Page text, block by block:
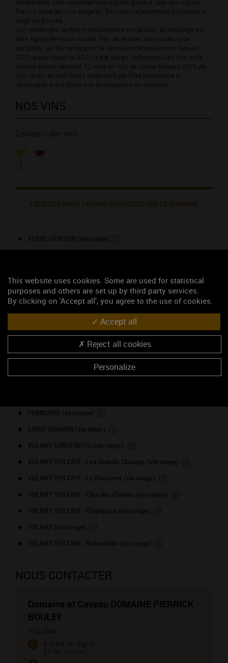
rendements sont naturellement régulés grâce à l’âge des vignes.
Pierrick aime les vins élégants, fins mais relativement puissants et
longs en bouche.
Les vendanges se font manuellement en caisses, la vendange est
triée, égrappée et non foulée. Pas de levures, d’enzymes ni de
bactéries. les fermentations se déroulent naturellement. Depuis
2017, aucun ajout de SO2 n’a été fait en vinification. Les vins sont
ensuite élevés pendant 12 mois en fûts de chêne français (30% de
fûts neufs) et sont filtrés lentement par filtre lenticulaire si
nécessaire avant d’être mis en bouteilles au domaine.
NOS VINS
Couleurs des vins
LISTE DES APPELLATIONS PRODUITES PAR LE DOMAINE
BOURGOGNE (vin rouge)
BOURGOGNE ALIGOTE (vin blanc)
BOURGOGNE PASSE-TOUT-GRAINS (vin rouge)
CHASSAGNE-MONTRACHET 1ER CRU - Abbaye de Morgeot
MONTHÉLIE (vin rouge)
NOUS CONTACTER
Domaine et Caveau DOMAINE PIERRICK
BOULEY
Viticulteur
5, place de l'Eglise
21190 VOLNAY
This website uses cookies. Some are used for statistical
purposes and others are set up by third party services.
By clicking on 'Accept all', you agree to the use of cookies.
Accept all
Reject all cookies
Personalize